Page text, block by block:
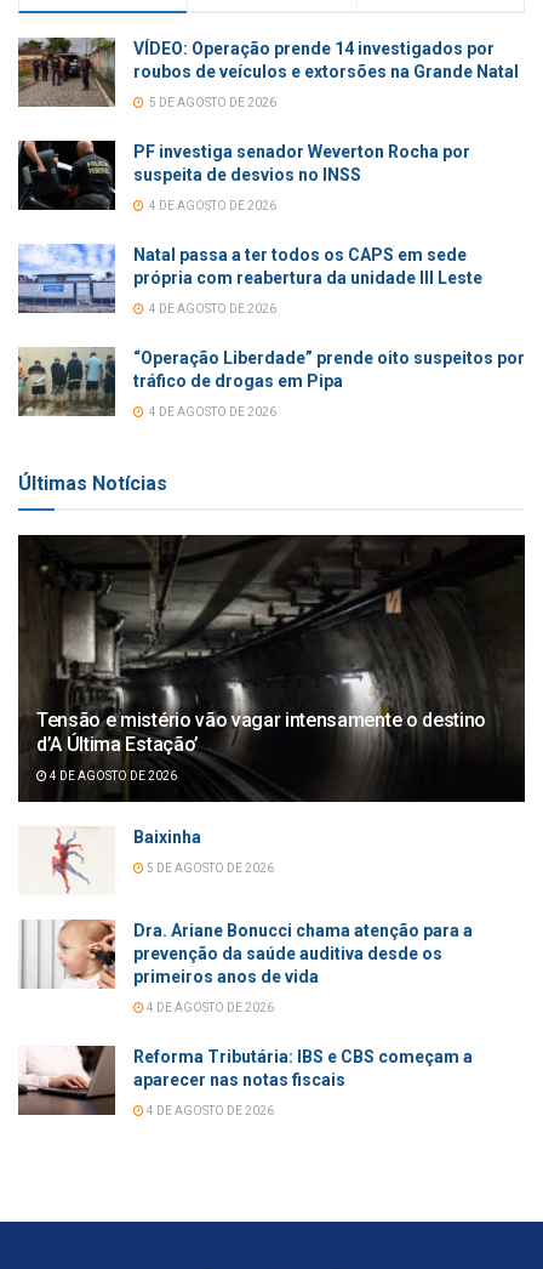
VÍDEO: Operação prende 14 investigados por
roubos de veículos e extorsões na Grande Natal
5 DE AGOSTO DE 2026
PF investiga senador Weverton Rocha por
suspeita de desvios no INSS
4 DE AGOSTO DE 2026
Natal passa a ter todos os CAPS em sede
própria com reabertura da unidade III Leste
4 DE AGOSTO DE 2026
“Operação Liberdade” prende oito suspeitos por
tráfico de drogas em Pipa
4 DE AGOSTO DE 2026
Últimas Notícias
Tensão e mistério vão vagar intensamente o destino
d’A Última Estação’
4 DE AGOSTO DE 2026
Baixinha
5 DE AGOSTO DE 2026
Dra. Ariane Bonucci chama atenção para a
prevenção da saúde auditiva desde os
primeiros anos de vida
4 DE AGOSTO DE 2026
Reforma Tributária: IBS e CBS começam a
aparecer nas notas fiscais
4 DE AGOSTO DE 2026